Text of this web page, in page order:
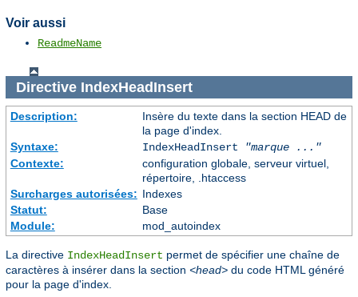
Voir aussi
ReadmeName
Directive IndexHeadInsert
Description:
Insère du texte dans la section HEAD de
la page d'index.
Syntaxe:
IndexHeadInsert
"marque ..."
Contexte:
configuration globale, serveur virtuel,
répertoire, .htaccess
Surcharges autorisées: Indexes
Statut:
Base
Module:
mod_autoindex
La directive IndexHeadInsert permet de spécifier une chaîne de
caractères à insérer dans la section <head> du code HTML généré
pour la page d'index.